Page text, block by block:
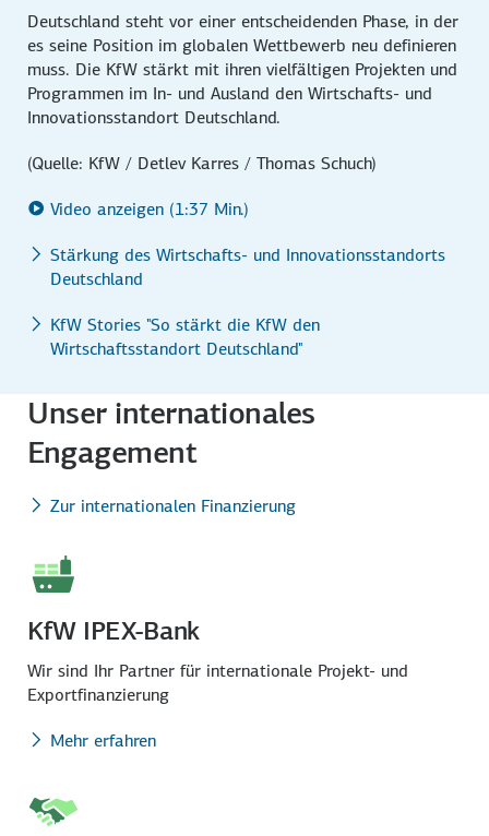
Deutschland steht vor einer entscheidenden Phase, in der
es seine Position im globalen Wettbewerb neu definieren
muss. Die KfW stärkt mit ihren vielfältigen Projekten und
Programmen im In- und Ausland den Wirtschafts- und
Innovationsstandort Deutschland.
(Quelle: KfW / Detlev Karres / Thomas Schuch)
Video anzeigen (1:37 Min.)
Stärkung des Wirtschafts- und Innovationsstandorts
Deutschland
KfW Stories "So stärkt die KfW den
Wirtschaftsstandort Deutschland"
Unser internationales
Engagement
Zur internationalen Finanzierung
KfW IPEX-Bank
Wir sind Ihr Partner für inter­nationale Projekt- und
Exportfinanzierung
Mehr erfahren